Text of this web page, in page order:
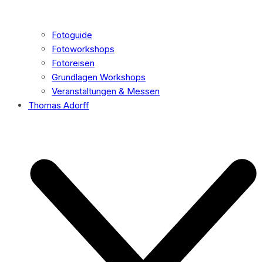
Fotoguide
Fotoworkshops
Fotoreisen
Grundlagen Workshops
Veranstaltungen & Messen
Thomas Adorff